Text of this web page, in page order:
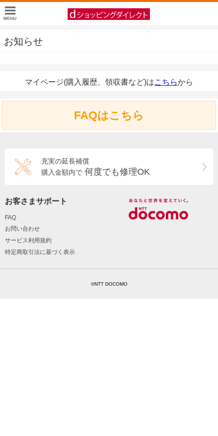
お知らせ
マイページ(購入履歴、領収書など)はこちらから
FAQはこちら
充実の延長補償
購入金額内で 何度でも修理OK
お客さまサポート
FAQ
お問い合わせ
サービス利用規約
特定商取引法に基づく表示
©NTT DOCOMO